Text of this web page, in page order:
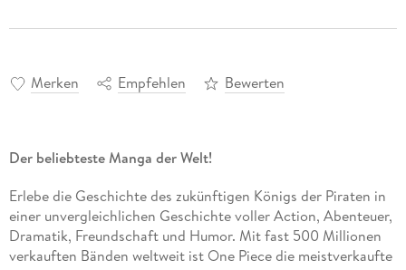
Merken Empfehlen Bewerten
Der beliebteste Manga der Welt!
Erlebe die Geschichte des zukünftigen Königs der Piraten in
einer unvergleichlichen Geschichte voller Action, Abenteuer,
Dramatik, Freundschaft und Humor. Mit fast 500 Millionen
verkauften Bänden weltweit ist One Piece die meistverkaufte